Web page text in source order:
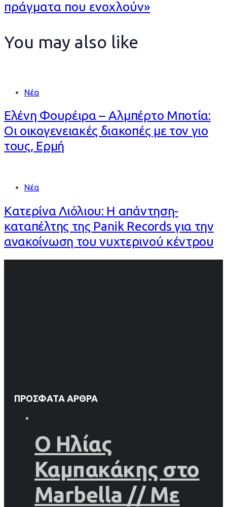
πράγματα που ενοχλούν»
You may also like
Νέα
Ελένη Φουρέιρα – Αλμπέρτο Μποτία:
Οι οικογενειακές διακοπές με τον γιο
τους, Ερμή
Νέα
Κατερίνα Λιόλιου: Η απάντηση-
καταπέλτης της Panik Records για την
ανακοίνωση του νυχτερινού κέντρου
ΠΡΌΣΦΑΤΑ ΆΡΘΡΑ
Ο Ηλίας
Καμπακάκης στο
Marbella // Με